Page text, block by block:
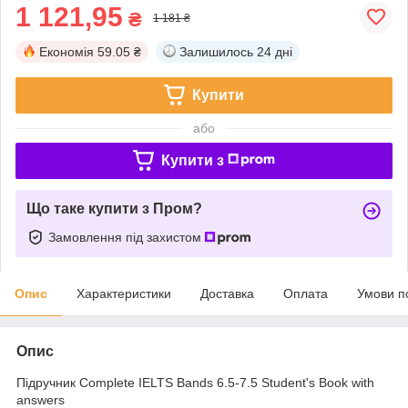
1 121,95 ₴ 1 181 ₴
Економія 59.05 ₴ Залишилось 24 дні
Купити
або
Купити з
Що таке купити з Пром?
Замовлення під захистом
Опис Характеристики Доставка Оплата Умови
Опис
Підручник Complete IELTS Bands 6.5-7.5 Student's Book with
answers